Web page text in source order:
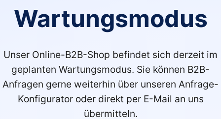
Wartungsmodus
Unser Online-B2B-Shop befindet sich derzeit im
geplanten Wartungsmodus. Sie können B2B-
Anfragen gerne weiterhin über unseren Anfrage-
Konfigurator oder direkt per E-Mail an uns
übermitteln.